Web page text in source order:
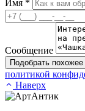
Имя *
Сообщение
Подобрать похожее
политикой
Наверх